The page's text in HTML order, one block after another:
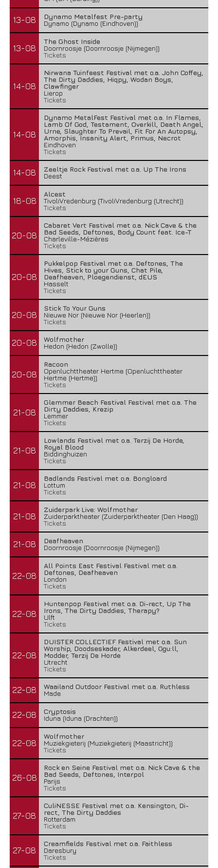
13-08
Dynamo Metalfest Pre-party
Dynamo (Dynamo (Eindhoven))
13-08
The Ghost Inside
Doornroosje (Doornroosje (Nijmegen))
Tickets
14-08
Nirwana Tuinfeest Festival met o.a. John Coffey,
The Dirty Daddies, Hiqpy, Wodan Boys,
Clawfinger
Lierop
Tickets
14-08
Dynamo MetalFest Festival met o.a. In Flames,
Lamb Of God, Testament, Overkill, Death Angel,
Urne, Slaughter To Prevail, Fit For An Autopsy,
Amorphis, Insanity Alert, Primus, Necrot
Eindhoven
Tickets
14-08
Zeeltje Rock Festival met o.a. Up The Irons
Deest
18-08
Alcest
TivoliVredenburg (TivoliVredenburg (Utrecht))
Tickets
20-08
Cabaret Vert Festival met o.a. Nick Cave & the
Bad Seeds, Deftones, Body Count feat. Ice-T
Charleville-Mézières
Tickets
20-08
Pukkelpop Festival met o.a. Deftones, The
Hives, Stick to your Guns, Chat Pile,
Deafheaven, Ploegendienst, dEUS
Hasselt
Tickets
20-08
Stick To Your Guns
Nieuwe Nor (Nieuwe Nor (Heerlen))
Tickets
20-08
Wolfmother
Hedon (Hedon (Zwolle))
20-08
Racoon
Openluchttheater Hertme (Openluchttheater
Hertme (Hertme))
Tickets
21-08
Glemmer Beach Festival Festival met o.a. The
Dirty Daddies, Krezip
Lemmer
Tickets
21-08
Lowlands Festival met o.a. Terzij De Horde,
Royal Blood
Biddinghuizen
Tickets
21-08
Badlands Festival met o.a. Bongloard
Lottum
Tickets
21-08
Zuiderpark Live: Wolfmother
Zuiderparktheater (Zuiderparktheater (Den Haag))
Tickets
21-08
Deafheaven
Doornroosje (Doornroosje (Nijmegen))
22-08
All Points East Festival Festival met o.a.
Deftones, Deafheaven
London
Tickets
22-08
Huntenpop Festival met o.a. Di-rect, Up The
Irons, The Dirty Daddies, Therapy?
Ulft
Tickets
22-08
DUISTER COLLECTIEF Festival met o.a. Sun
Worship, Doodseskader, Alkerdeel, Ggu:ll,
Modder, Terzij De Horde
Utrecht
Tickets
22-08
Waailand Outdoor Festival met o.a. Ruthless
Made
22-08
Cryptosis
Iduna (Iduna (Drachten))
22-08
Wolfmother
Muziekgieterij (Muziekgieterij (Maastricht))
Tickets
26-08
Rock en Seine Festival met o.a. Nick Cave & the
Bad Seeds, Deftones, Interpol
Parijs
Tickets
27-08
CuliNESSE Festival met o.a. Kensington, Di-
rect, The Dirty Daddies
Rotterdam
Tickets
27-08
Creamfields Festival met o.a. Faithless
Daresbury
Tickets